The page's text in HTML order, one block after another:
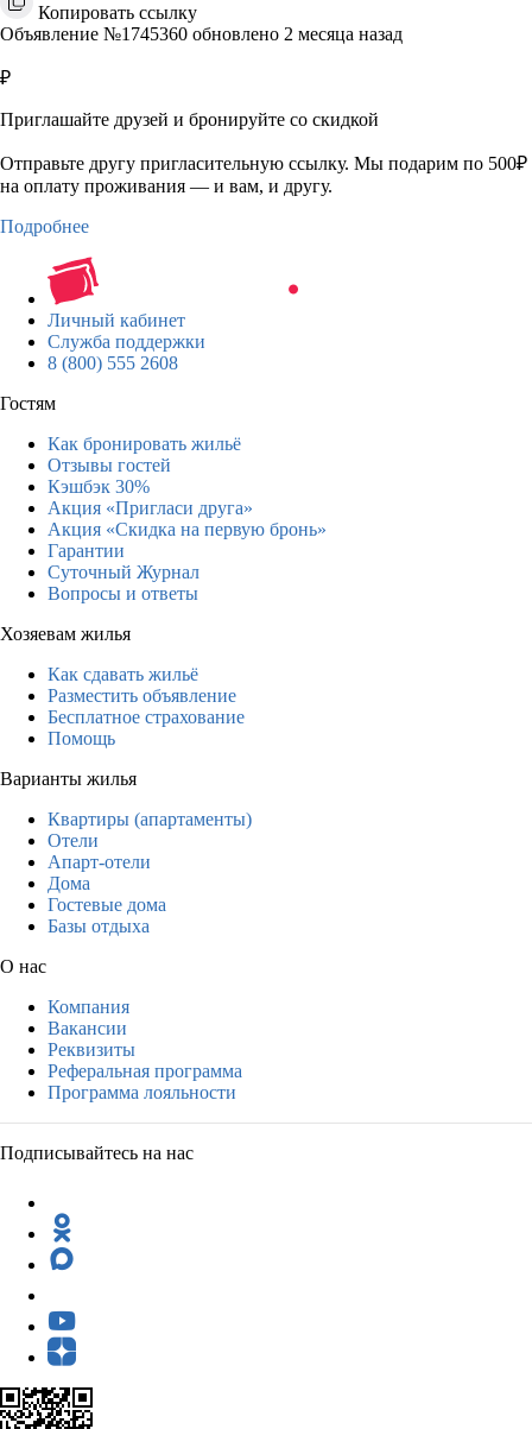
Копировать ссылку
Объявление №1745360 обновлено 2 месяца назад
₽
Приглашайте друзей и бронируйте со скидкой
Отправьте другу пригласительную ссылку. Мы подарим по 500₽
на оплату проживания — и вам, и другу.
Подробнее
Личный кабинет
Служба поддержки
8 (800) 555 2608
Гостям
Как бронировать жильё
Отзывы гостей
Кэшбэк 30%
Акция «Пригласи друга»
Акция «Скидка на первую бронь»
Гарантии
Суточный Журнал
Вопросы и ответы
Хозяевам жилья
Как сдавать жильё
Разместить объявление
Бесплатное страхование
Помощь
Варианты жилья
Квартиры (апартаменты)
Отели
Апарт-отели
Дома
Гостевые дома
Базы отдыха
О нас
Компания
Вакансии
Реквизиты
Реферальная программа
Программа лояльности
Подписывайтесь на нас